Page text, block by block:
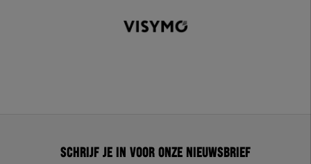
Schrijf je in voor onze nieuwsbrief